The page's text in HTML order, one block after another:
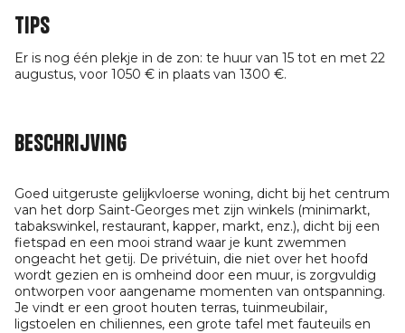
Tips
Er is nog één plekje in de zon: te huur van 15 tot en met 22
augustus, voor 1050 € in plaats van 1300 €.
Beschrijving
Goed uitgeruste gelijkvloerse woning, dicht bij het centrum
van het dorp Saint-Georges met zijn winkels (minimarkt,
tabakswinkel, restaurant, kapper, markt, enz.), dicht bij een
fietspad en een mooi strand waar je kunt zwemmen
ongeacht het getij. De privétuin, die niet over het hoofd
wordt gezien en is omheind door een muur, is zorgvuldig
ontworpen voor aangename momenten van ontspanning.
Je vindt er een groot houten terras, tuinmeubilair,
ligstoelen en chiliennes, een grote tafel met fauteuils en